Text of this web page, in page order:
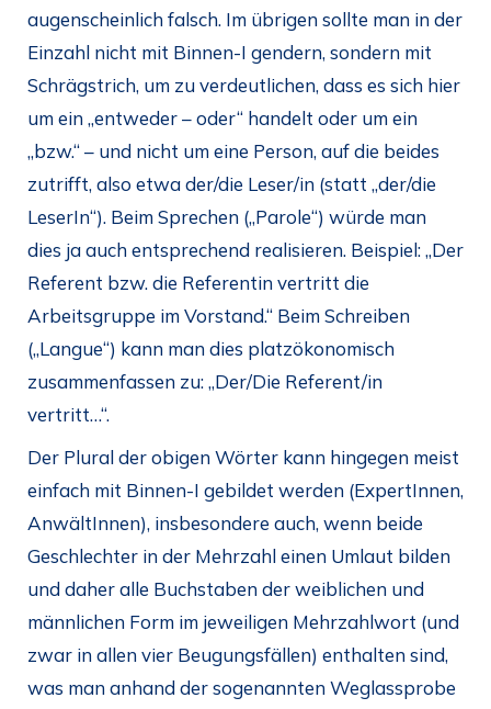
augenscheinlich falsch. Im übrigen sollte man in der
Einzahl nicht mit Binnen-I gendern, sondern mit
Schrägstrich, um zu verdeutlichen, dass es sich hier
um ein „entweder – oder“ handelt oder um ein
„bzw.“ – und nicht um eine Person, auf die beides
zutrifft, also etwa der/die Leser/in (statt „der/die
LeserIn“). Beim Sprechen („Parole“) würde man
dies ja auch entsprechend realisieren. Beispiel: „Der
Referent bzw. die Referentin vertritt die
Arbeitsgruppe im Vorstand.“ Beim Schreiben
(„Langue“) kann man dies platzökonomisch
zusammenfassen zu: „Der/Die Referent/in
vertritt…“.
Der Plural der obigen Wörter kann hingegen meist
einfach mit Binnen-I gebildet werden (ExpertInnen,
AnwältInnen), insbesondere auch, wenn beide
Geschlechter in der Mehrzahl einen Umlaut bilden
und daher alle Buchstaben der weiblichen und
männlichen Form im jeweiligen Mehrzahlwort (und
zwar in allen vier Beugungsfällen) enthalten sind,
was man anhand der sogenannten Weglassprobe